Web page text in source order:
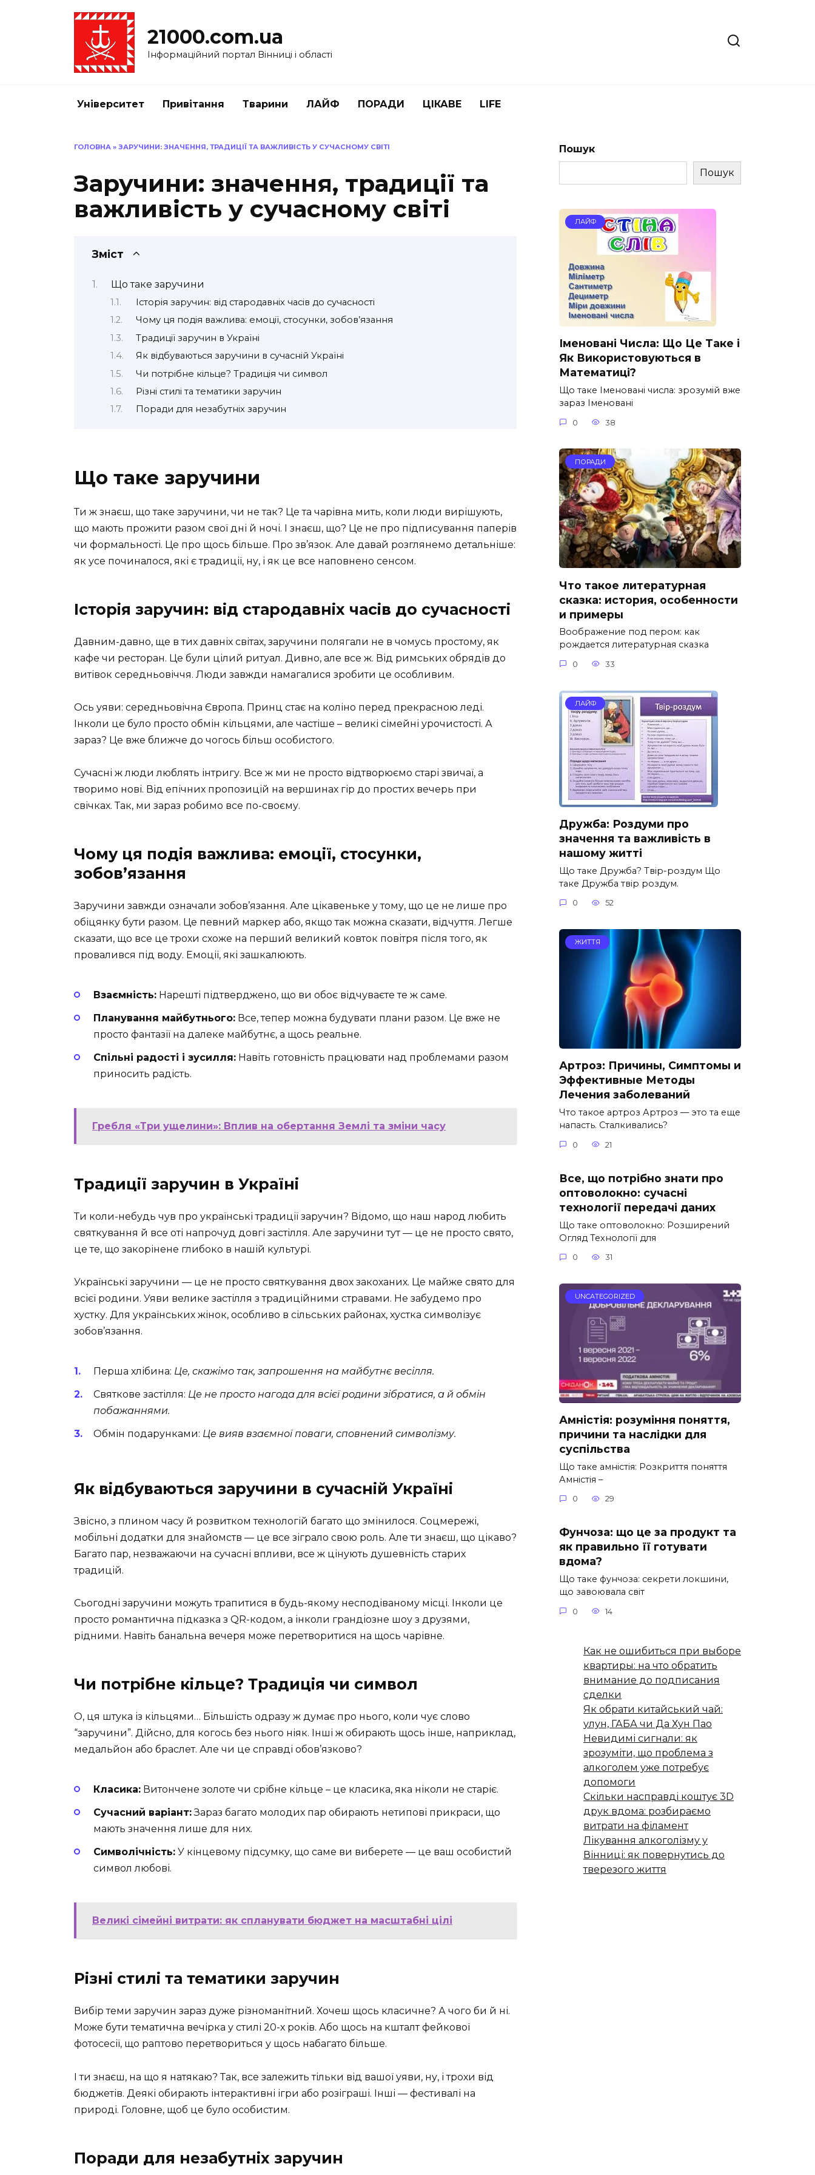
21000.com.ua
Інформаційний портал Вінниці і області
Університет Привітання Тварини ЛАЙФ ПОРАДИ ЦІКАВЕ LIFE
ГОЛОВНА » ЗАРУЧИНИ: ЗНАЧЕННЯ, ТРАДИЦІЇ ТА ВАЖЛИВІСТЬ У СУЧАСНОМУ СВІТІ
Заручини: значення, традиції та
важливість у сучасному світі
Зміст
Що таке заручини
Історія заручин: від стародавніх часів до сучасності
Чому ця подія важлива: емоції, стосунки, зобов’язання
Традиції заручин в Україні
Як відбуваються заручини в сучасній Україні
Чи потрібне кільце? Традиція чи символ
Різні стилі та тематики заручин
Поради для незабутніх заручин
Що таке заручини
Ти ж знаєш, що таке заручини, чи не так? Це та чарівна мить, коли люди вирішують,
що мають прожити разом свої дні й ночі. І знаєш, що? Це не про підписування паперів
чи формальності. Це про щось більше. Про зв’язок. Але давай розглянемо детальніше:
як усе починалося, які є традиції, ну, і як це все наповнено сенсом.
Історія заручин: від стародавніх часів до сучасності
Давним-давно, ще в тих давніх світах, заручини полягали не в чомусь простому, як
кафе чи ресторан. Це були цілий ритуал. Дивно, але все ж. Від римських обрядів до
витівок середньовіччя. Люди завжди намагалися зробити це особливим.
Ось уяви: середньовічна Європа. Принц стає на коліно перед прекрасною леді.
Інколи це було просто обмін кільцями, але частіше – великі сімейні урочистості. А
зараз? Це вже ближче до чогось більш особистого.
Сучасні ж люди люблять інтригу. Все ж ми не просто відтворюємо старі звичаї, а
творимо нові. Від епічних пропозицій на вершинах гір до простих вечерь при
свічках. Так, ми зараз робимо все по-своєму.
Чому ця подія важлива: емоції, стосунки,
зобов’язання
Заручини завжди означали зобов’язання. Але цікавеньке у тому, що це не лише про
обіцянку бути разом. Це певний маркер або, якщо так можна сказати, відчуття. Легше
сказати, що все це трохи схоже на перший великий ковток повітря після того, як
провалився під воду. Емоції, які зашкалюють.
Взаємність: Нарешті підтверджено, що ви обоє відчуваєте те ж саме.
Планування майбутнього: Все, тепер можна будувати плани разом. Це вже не
просто фантазії на далеке майбутнє, а щось реальне.
Спільні радості і зусилля: Навіть готовність працювати над проблемами разом
приносить радість.
Гребля «Три ущелини»: Вплив на обертання Землі та зміни часу
Традиції заручин в Україні
Ти коли-небудь чув про українські традиції заручин? Відомо, що наш народ любить
святкування й все оті напрочуд довгі застілля. Але заручини тут — це не просто свято,
це те, що закорінене глибоко в нашій культурі.
Українські заручини — це не просто святкування двох закоханих. Це майже свято для
всієї родини. Уяви велике застілля з традиційними стравами. Не забудемо про
хустку. Для українських жінок, особливо в сільських районах, хустка символізує
зобов’язання.
Перша хлібина: Це, скажімо так, запрошення на майбутнє весілля.
Святкове застілля: Це не просто нагода для всієї родини зібратися, а й обмін
побажаннями.
Обмін подарунками: Це вияв взаємної поваги, сповнений символізму.
Як відбуваються заручини в сучасній Україні
Звісно, з плином часу й розвитком технологій багато що змінилося. Соцмережі,
мобільні додатки для знайомств — це все зіграло свою роль. Але ти знаєш, що цікаво?
Багато пар, незважаючи на сучасні впливи, все ж цінують душевність старих
традицій.
Сьогодні заручини можуть трапитися в будь-якому несподіваному місці. Інколи це
просто романтична підказка з QR-кодом, а інколи грандіозне шоу з друзями,
рідними. Навіть банальна вечеря може перетворитися на щось чарівне.
Чи потрібне кільце? Традиція чи символ
О, ця штука із кільцями… Більшість одразу ж думає про нього, коли чує слово
“заручини”. Дійсно, для когось без нього ніяк. Інші ж обирають щось інше, наприклад,
медальйон або браслет. Але чи це справді обов’язково?
Класика: Витончене золоте чи срібне кільце – це класика, яка ніколи не старіє.
Сучасний варіант:Зараз багато молодих пар обирають нетипові прикраси, що
мають значення лише для них.
Символічність: У кінцевому підсумку, що саме ви виберете — це ваш особистий
символ любові.
Великі сімейні витрати: як спланувати бюджет на масштабні цілі
Різні стилі та тематики заручин
Вибір теми заручин зараз дуже різноманітний. Хочеш щось класичне? А чого би й ні.
Може бути тематична вечірка у стилі 20-х років. Або щось на кшталт фейкової
фотосесії, що раптово перетвориться у щось набагато більше.
І ти знаєш, на що я натякаю? Так, все залежить тільки від вашої уяви, ну, і трохи від
бюджетів. Деякі обирають інтерактивні ігри або розіграші. Інші — фестивалі на
природі. Головне, щоб це було особистим.
Поради для незабутніх заручин
Пошук
Пошук
ЛАЙФ
Іменовані Числа: Що Це Таке і
Як Використовуються в
Математиці?
Що таке Іменовані числа: зрозумій вже
зараз Іменовані
0 38
ПОРАДИ
Что такое литературная
сказка: история, особенности
и примеры
Воображение под пером: как
рождается литературная сказка
0 33
ЛАЙФ
Дружба: Роздуми про
значення та важливість в
нашому житті
Що таке Дружба? Твір-роздум Що
таке Дружба твір роздум.
0 52
ЖИТТЯ
Артроз: Причины, Симптомы и
Эффективные Методы
Лечения заболеваний
Что такое артроз Артроз — это та еще
напасть. Сталкивались?
0 21
Все, що потрібно знати про
оптоволокно: сучасні
технології передачі даних
Що таке оптоволокно: Розширений
Огляд Технології для
0 31
UNCATEGORIZED
Амністія: розуміння поняття,
причини та наслідки для
суспільства
Що таке амністія: Розкриття поняття
Амністія –
0 29
Фунчоза: що це за продукт та
як правильно її готувати
вдома?
Що таке фунчоза: секрети локшини,
що завоювала світ
0 14
Как не ошибиться при выборе
квартиры: на что обратить
внимание до подписания
сделки
Як обрати китайський чай:
улун, ГАБА чи Да Хун Пао
Невидимі сигнали: як
зрозуміти, що проблема з
алкоголем уже потребує
допомоги
Скільки насправді коштує 3D
друк вдома: розбираємо
витрати на філамент
Лікування алкоголізму у
Вінниці: як повернутись до
тверезого життя